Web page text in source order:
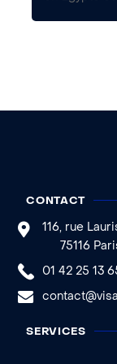
CONTACT
116, rue
75116
01 42 25 13
SERVICES